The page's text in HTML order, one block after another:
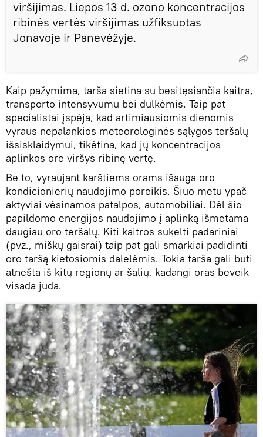
viršijimas. Liepos 13 d. ozono koncentracijos
ribinės vertės viršijimas užfiksuotas
Jonavoje ir Panevėžyje.
Kaip pažymima, tarša sietina su besitęsiančia kaitra,
transporto intensyvumu bei dulkėmis. Taip pat
specialistai įspėja, kad artimiausiomis dienomis
vyraus nepalankios meteorologinės sąlygos teršalų
išsisklaidymui, tikėtina, kad jų koncentracijos
aplinkos ore viršys ribinę vertę.
Be to, vyraujant karštiems orams išauga oro
kondicionierių naudojimo poreikis. Šiuo metu ypač
aktyviai vėsinamos patalpos, automobiliai. Dėl šio
papildomo energijos naudojimo į aplinką išmetama
daugiau oro teršalų. Kiti kaitros sukelti padariniai
(pvz., miškų gaisrai) taip pat gali smarkiai padidinti
oro taršą kietosiomis dalelėmis. Tokia tarša gali būti
atnešta iš kitų regionų ar šalių, kadangi oras beveik
visada juda.